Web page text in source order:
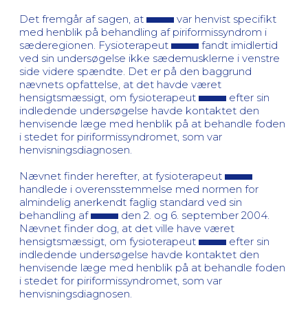
Det fremgår af sagen, at
var henvist specifikt
med henblik på behandling af piriformissyndrom i
sæderegionen. Fysioterapeut
fandt imidlertid
ved sin undersøgelse ikke sædemusklerne i venstre
side videre spændte. Det er på den baggrund
nævnets opfattelse, at det havde været
hensigtsmæssigt, om fysioterapeut
efter sin
indledende undersøgelse havde kontaktet den
henvisende læge med henblik på at behandle foden
i stedet for piriformissyndromet, som var
henvisningsdiagnosen.
Nævnet finder herefter, at fysioterapeut
handlede i overensstemmelse med normen for
almindelig anerkendt faglig standard ved sin
behandling af
den 2. og 6. september 2004.
Nævnet finder dog, at det ville have været
hensigtsmæssigt, om fysioterapeut
efter sin
indledende undersøgelse havde kontaktet den
henvisende læge med henblik på at behandle foden
i stedet for piriformissyndromet, som var
henvisningsdiagnosen.